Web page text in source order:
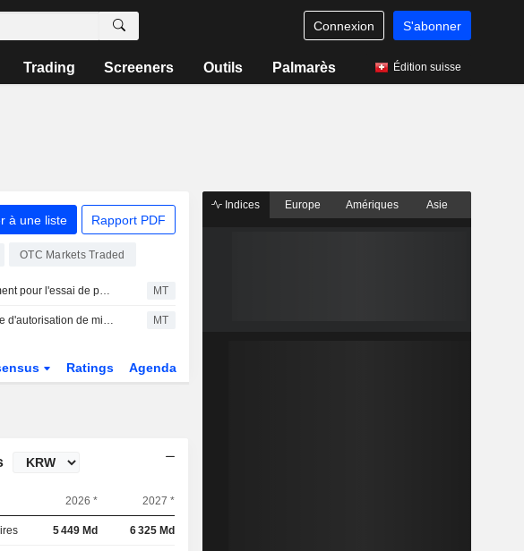
Connexion S'abonner
Trading Screeners Outils Palmarès Édition suisse
à une liste Rapport PDF
OTC Markets Traded
Celltrion dépose un amendement pour l'essai de phase 3 du CT-P44, biosimilaire contre le myélome MT
Celltrion dépose une demande d'autorisation de mise sur le marché auprès de l'EMA pour le CT-P55, biosimilaire du Cosentyx MT
Ratings Agenda
2026 * 2027 *
5 449 Md 6 325 Md
Indices Europe Amériques Asie